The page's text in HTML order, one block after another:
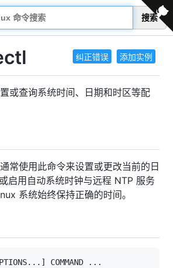
搜索
纠正错误 添加实例
或查询系统时间、日期和时区等配
常使用此命令来设置或更改当前的日
启用自动系统时钟与远程 NTP 服务
系统始终保持正确的时间。
.. . ] COMMAND ..